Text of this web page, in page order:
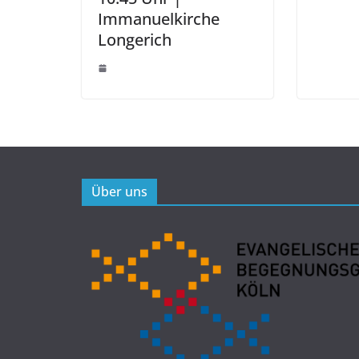
Immanuelkirche
Longerich
Über uns